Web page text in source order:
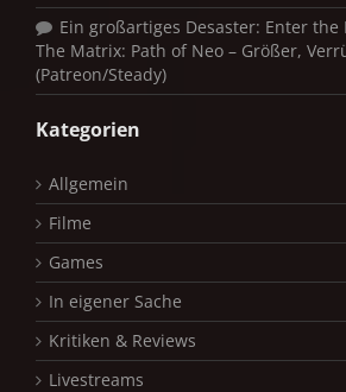
Ein großartiges Desaster: Enter
The Matrix: Path of Neo – Größer,
(Patreon/Steady)
Kategorien
Allgemein
Filme
Games
In eigener Sache
Kritiken & Reviews
Livestreams